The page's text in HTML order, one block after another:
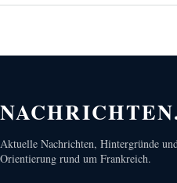
Aktuelle Nachrichten, Hintergründe
Orientierung rund um Frankreich.